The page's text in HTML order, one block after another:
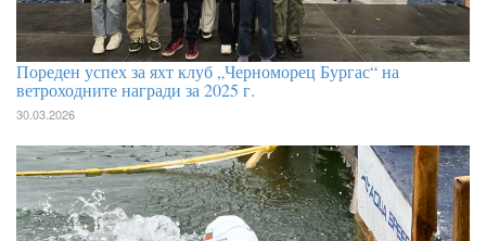
Пореден успех за яхт клуб „Черноморец Бургас“ на
ветроходните награди за 2025 г.
30.03.2026